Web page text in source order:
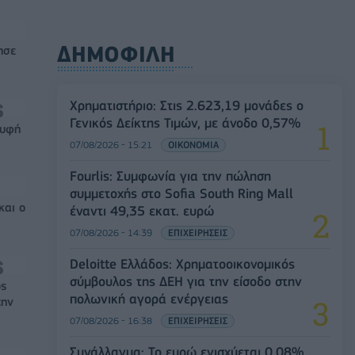
ο
ΔΗΜΟΦΙΛΗ
Χρηματιστήριο: Στις 2.623,19 μονάδες ο
Γενικός Δείκτης Τιμών, με άνοδο 0,57%
07/08/2026 - 15:21 ΟΙΚΟΝΟΜΙΑ
Fourlis: Συμφωνία για την πώληση
συμμετοχής στο Sofia South Ring Mall
έναντι 49,35 εκατ. ευρώ
07/08/2026 - 14:39 ΕΠΙΧΕΙΡΗΣΕΙΣ
Deloitte Ελλάδος: Χρηματοοικονομικός
σύμβουλος της ΔΕΗ για την είσοδο στην
πολωνική αγορά ενέργειας
07/08/2026 - 16:38 ΕΠΙΧΕΙΡΗΣΕΙΣ
Συνάλλαγμα: Το ευρώ ενισχύεται 0,08%,